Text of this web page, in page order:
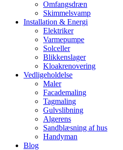
Omfangsdræn
Skimmelsvamp
Installation & Energi
Elektriker
Varmepumpe
Solceller
Blikkenslager
Kloakrenovering
Vedligeholdelse
Maler
Facademaling
Tagmaling
Gulvslibning
Algerens
Sandblæsning af hus
Handyman
Blog